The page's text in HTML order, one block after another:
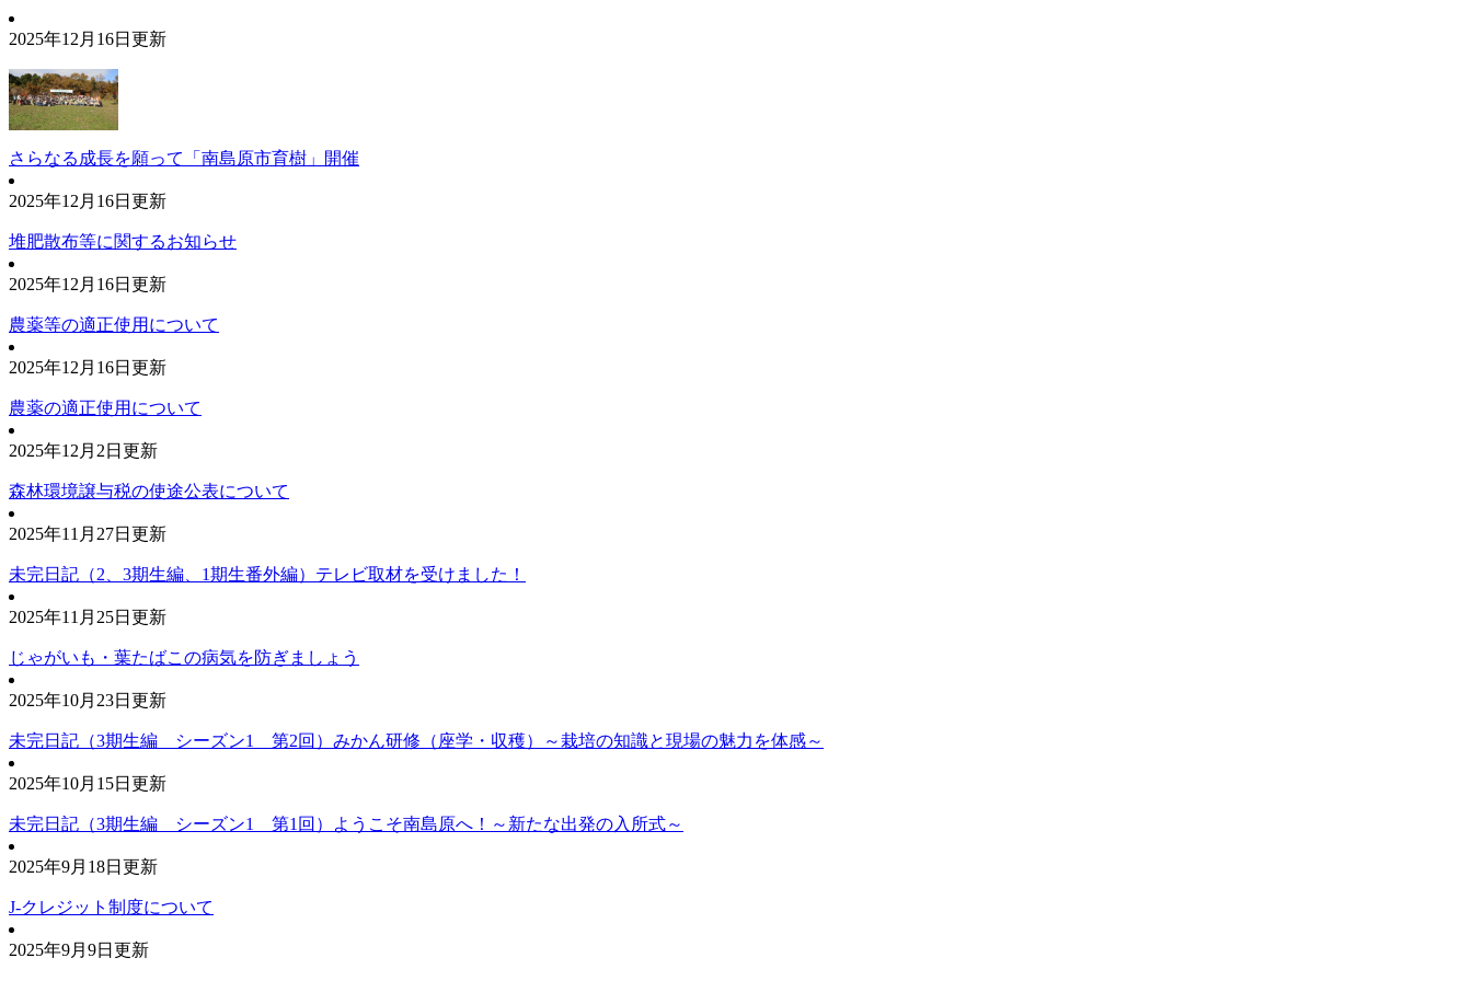
2025年12月16日更新
さらなる成長を願って「南島原市育樹」開催
2025年12月16日更新
堆肥散布等に関するお知らせ
2025年12月16日更新
農薬等の適正使用について
2025年12月16日更新
農薬の適正使用について
2025年12月2日更新
森林環境譲与税の使途公表について
2025年11月27日更新
未完日記（2、3期生編、1期生番外編）テレビ取材を受けました！
2025年11月25日更新
じゃがいも・葉たばこの病気を防ぎましょう
2025年10月23日更新
未完日記（3期生編 シーズン1 第2回）みかん研修（座学・収穫）～栽培の知識と現場の魅力を体感～
2025年10月15日更新
未完日記（3期生編 シーズン1 第1回）ようこそ南島原へ！～新たな出発の入所式～
2025年9月18日更新
J-クレジット制度について
2025年9月9日更新